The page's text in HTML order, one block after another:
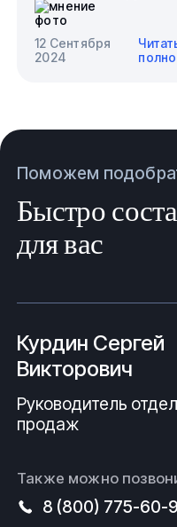
12 Сентября
2024
Поможем
Быстро
для вас
Курдин Сергей
Викторович
Руководитель
продаж
Также можно
8 (800) 775-60-